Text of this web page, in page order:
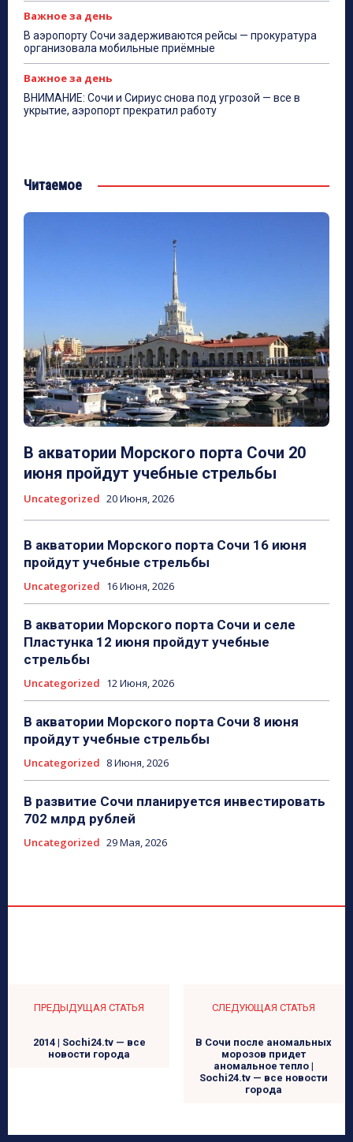
Важное за день
В аэропорту Сочи задерживаются рейсы — прокуратура
организовала мобильные приёмные
Важное за день
ВНИМАНИЕ: Сочи и Сириус снова под угрозой — все в
укрытие, аэропорт прекратил работу
Читаемое
В акватории Морского порта Сочи 20
июня пройдут учебные стрельбы
Uncategorized 20 Июня, 2026
В акватории Морского порта Сочи 16 июня
пройдут учебные стрельбы
Uncategorized 16 Июня, 2026
В акватории Морского порта Сочи и селе
Пластунка 12 июня пройдут учебные
стрельбы
Uncategorized 12 Июня, 2026
В акватории Морского порта Сочи 8 июня
пройдут учебные стрельбы
Uncategorized 8 Июня, 2026
В развитие Сочи планируется инвестировать
702 млрд рублей
Uncategorized 29 Мая, 2026
ПРЕДЫДУЩАЯ СТАТЬЯ
2014 | Sochi24.tv — все
новости города
СЛЕДУЮЩАЯ СТАТЬЯ
В Сочи после аномальных
морозов придет
аномальное тепло |
Sochi24.tv — все новости
города